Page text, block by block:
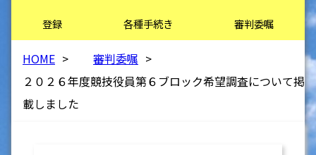
登録 各種手続き 審判委嘱
HOME > 審判委嘱 >
２０２６年度競技役員第６ブロック希望調査について掲
載しました